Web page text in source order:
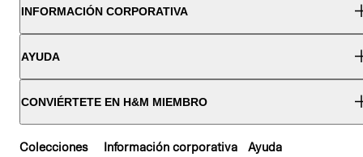
INFORMACIÓN CORPORATIVA
AYUDA
CONVIÉRTETE EN H&M MIEMBRO
Colecciones Información corporativa Ayuda